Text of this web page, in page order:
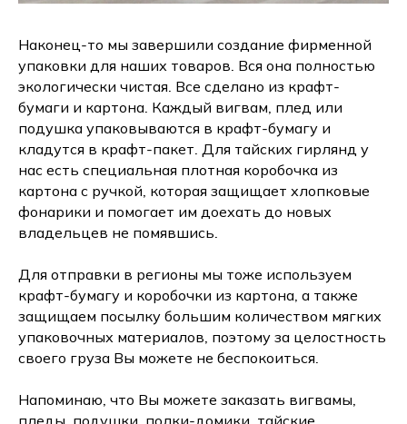
Наконец-то мы завершили создание фирменной
упаковки для наших товаров. Вся она полностью
экологически чистая. Все сделано из крафт-
бумаги и картона. Каждый вигвам, плед или
подушка упаковываются в крафт-бумагу и
кладутся в крафт-пакет. Для тайских гирлянд у
нас есть специальная плотная коробочка из
картона с ручкой, которая защищает хлопковые
фонарики и помогает им доехать до новых
владельцев не помявшись.
Для отправки в регионы мы тоже используем
крафт-бумагу и коробочки из картона, а также
защищаем посылку большим количеством мягких
упаковочных материалов, поэтому за целостность
своего груза Вы можете не беспокоиться.
Напоминаю, что Вы можете заказать вигвамы,
пледы, подушки, полки-домики, тайские